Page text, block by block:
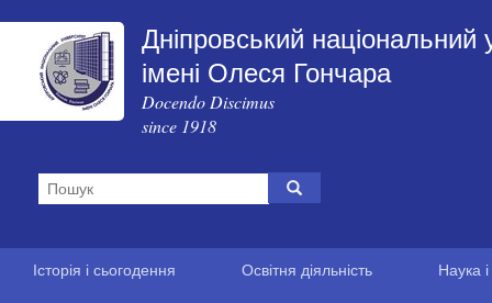
Дніпровський національний
імені Олеся Гончара
Docendo Discimus
since 1918
Історія і сьогодення Освітня діяльність Наука